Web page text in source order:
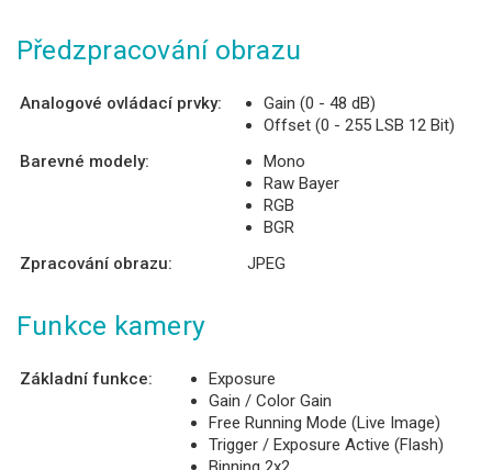
Předzpracování obrazu
Analogové ovládací prvky:
Gain (0 - 48 dB)
Offset (0 - 255 LSB 12 Bit)
Barevné modely:
Mono
Raw Bayer
RGB
BGR
Zpracování obrazu:
JPEG
Funkce kamery
Základní funkce:
Exposure
Gain / Color Gain
Free Running Mode (Live Image)
Trigger / Exposure Active (Flash)